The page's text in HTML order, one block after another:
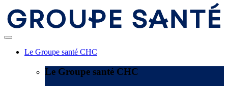
Le Groupe santé CHC
Le Groupe santé CHC